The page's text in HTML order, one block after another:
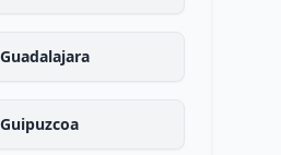
Guadalajara
Guipuzcoa